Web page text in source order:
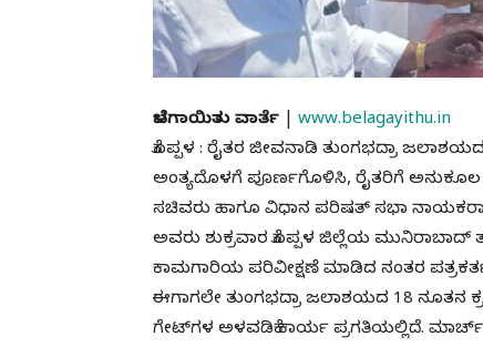
ಬೆಳಗಾಯಿತು ವಾರ್ತೆ
www.belagayithu.in
ಕೊಪ್ಪಳ : ರೈತರ ಜೀವನಾಡಿ ತುಂಗಭದ್ರಾ
ಅಂತ್ಯದೊಳಗೆ ಪೂರ್ಣಗೊಳಿಸಿ, ರೈತರಿಗೆ ಅನುಕೂಲ
ಸಚಿವರು ಹಾಗೂ ವಿಧಾನ ಪರಿಷತ್ ಸಭಾ
ಅವರು ಶುಕ್ರವಾರ ಕೊಪ್ಪಳ ಜಿಲ್ಲೆಯ
ಕಾಮಗಾರಿಯ ಪರಿವೀಕ್ಷಣೆ ಮಾಡಿದ ನಂತರ
ಈಗಾಗಲೇ ತುಂಗಭದ್ರಾ ಜಲಾಶಯದ 18 ನೂತನ
ಗೇಟ್‌ಗಳ ಅಳವಡಿಕೆ ಕಾರ್ಯ ಪ್ರಗತಿಯಲ್ಲಿದೆ. ಮಾರ್ಚ್